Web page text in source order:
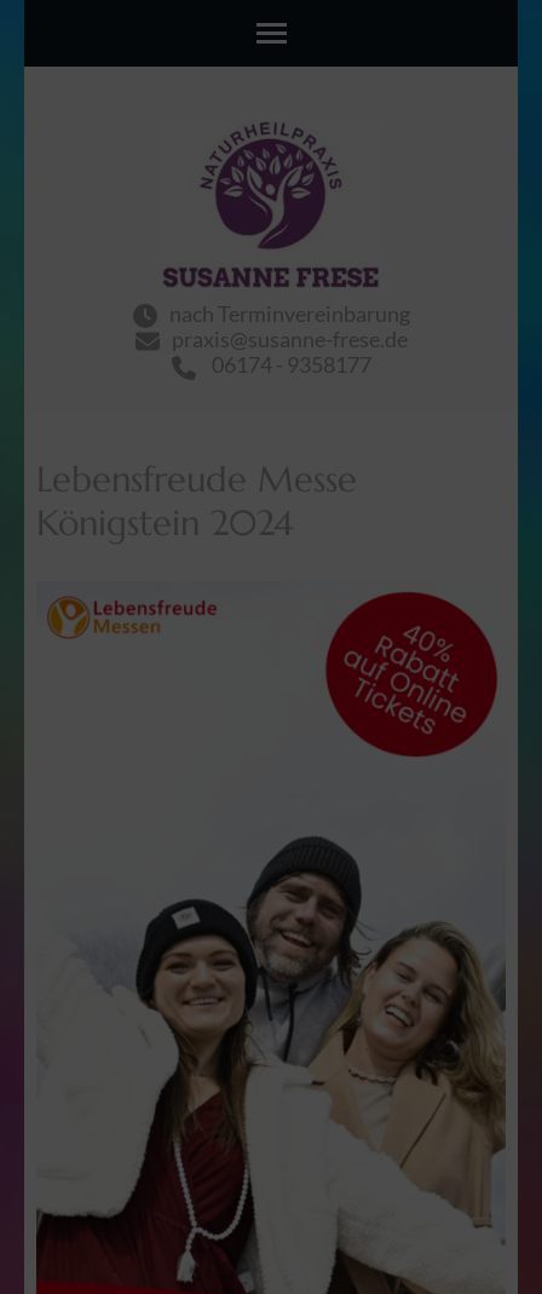
nach Terminvereinbarung
praxis@susanne-frese.de
06174 - 9358177
Lebensfreude Messe
Königstein 2024